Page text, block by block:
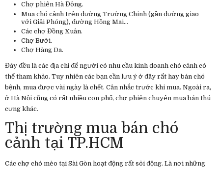
Chợ phiên Hà Đông.
Mua chó cảnh trên đường Trường Chinh (gần đường giao
với Giải Phóng), đường Hồng Mai…
Các chợ Đồng Xuân.
Chợ Bưởi.
Chợ Hàng Da.
Đây đều là các địa chỉ để người có nhu cầu kinh doanh chó cảnh có
thể tham khảo. Tuy nhiên các bạn cần lưu ý ở đây rất hay bán chó
bệnh, mua được vài ngày là chết. Cân nhắc trước khi mua. Ngoài ra,
ở Hà Nội cũng có rất nhiều con phố, chợ phiên chuyên mua bán thú
cưng khác.
Thị trường mua bán chó
cảnh tại TP.HCM
Các chợ chó mèo tại Sài Gòn hoạt động rất sôi động. Là nơi những